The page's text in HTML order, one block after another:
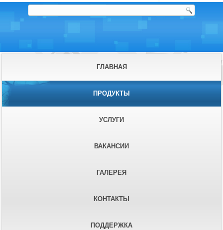
ГЛАВНАЯ
ПРОДУКТЫ
УСЛУГИ
ВАКАНСИИ
ГАЛЕРЕЯ
КОНТАКТЫ
ПОДДЕРЖКА